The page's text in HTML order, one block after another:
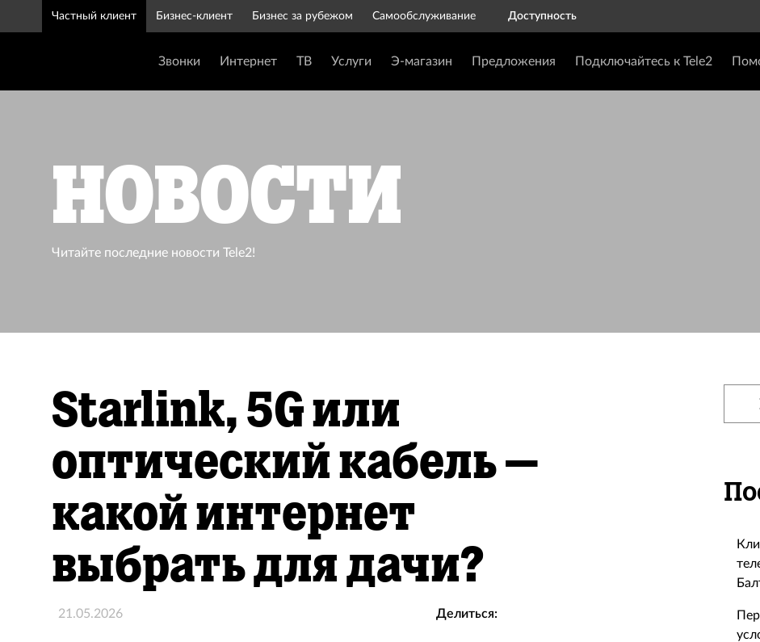
Частный клиент Бизнес-клиент Бизнес за рубежом Самообслуживание Доступность
Звонки Интернет ТВ Услуги Э-магазин Предложения Подключайтесь к Tele2
Новости
Читайте последние новости Tele2!
Starlink, 5G или
оптический кабель –
какой интернет
выбрать для дачи?
21.05.2026 Делиться: